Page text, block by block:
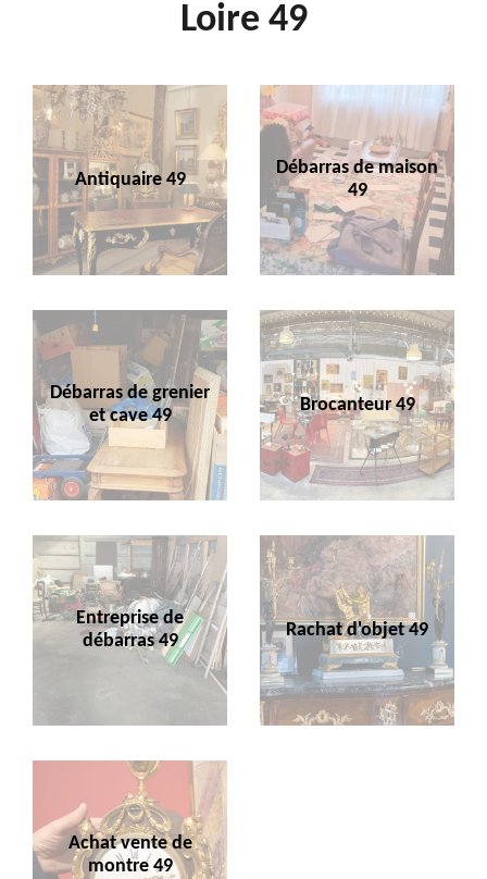
Loire 49
Antiquaire 49
Débarras de maison
49
Débarras de grenier
et cave 49
Brocanteur 49
Entreprise de
débarras 49
Rachat d'objet 49
Achat vente de
montre 49